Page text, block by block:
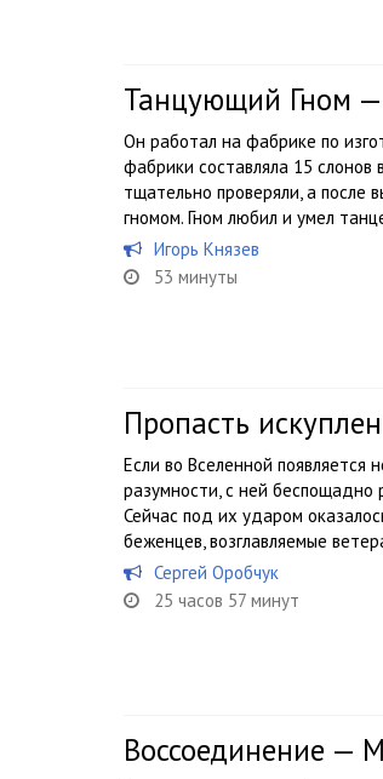
Танцующий Гном
Он работал на фабрике по
фабрики составляла 15
тщательно проверяли, а после
гномом. Гном любил и умел
Игорь Князев
53 минуты
Пропасть
Если во Вселенной появляется
разумности, с ней беспощадно
Сейчас под их ударом
беженцев, возглавляемые
Сергей Оробчук
25 часов 57 минут
Воссоединение —